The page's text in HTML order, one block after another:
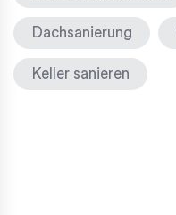
Dachsanierung
Keller sanieren